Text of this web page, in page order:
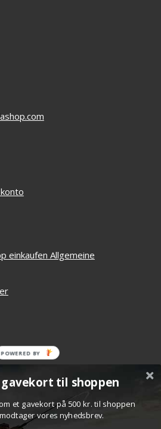
einkaufen Allgemeine
gavekort til shoppen
et gavekort på 500 kr. til shoppen
vores nyhedsbrev.
POWERED BY